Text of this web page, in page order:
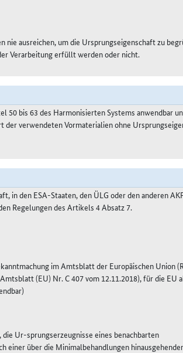
ausreichen, um die Ursprungseigenschaft zu
Verarbeitung erfüllt werden oder nicht.
bis 63 des Harmonisierten Systems anwendbar
verwendeten Vormaterialien ohne
in den ESA-Staaten, den ÜLG oder den anderen
Regelungen des Artikels 4 Absatz 7.
im Amtsblatt der Europäischen Union
(EU) Nr. C 407 vom 12.11.2018), für die EU
Ur-sprungserzeugnisse eines benachbarten
einer über die Minimalbehandlungen